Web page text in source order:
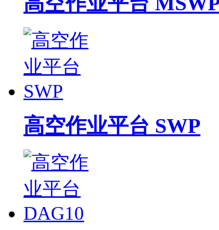
高空作业平台 SWP